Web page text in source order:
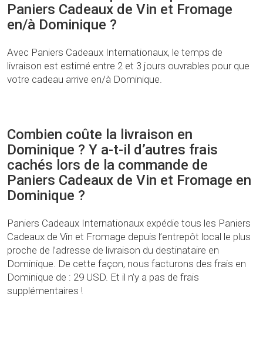
Paniers Cadeaux de Vin et Fromage
en/à Dominique ?
Avec Paniers Cadeaux Internationaux, le temps de
livraison est estimé entre 2 et 3 jours ouvrables pour que
votre cadeau arrive en/à Dominique.
Combien coûte la livraison en
Dominique ? Y a-t-il d’autres frais
cachés lors de la commande de
Paniers Cadeaux de Vin et Fromage en
Dominique ?
Paniers Cadeaux Internationaux expédie tous les Paniers
Cadeaux de Vin et Fromage depuis l’entrepôt local le plus
proche de l’adresse de livraison du destinataire en
Dominique. De cette façon, nous facturons des frais en
Dominique de : 29 USD. Et il n’y a pas de frais
supplémentaires !